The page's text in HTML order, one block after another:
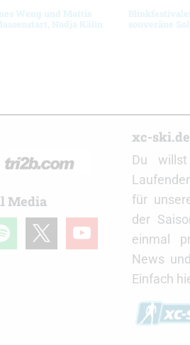
Weng und Mattis
Nadja Kälin
souveräne
Media
youtube
xc-
Du
für
der
einmal
News
Einfach